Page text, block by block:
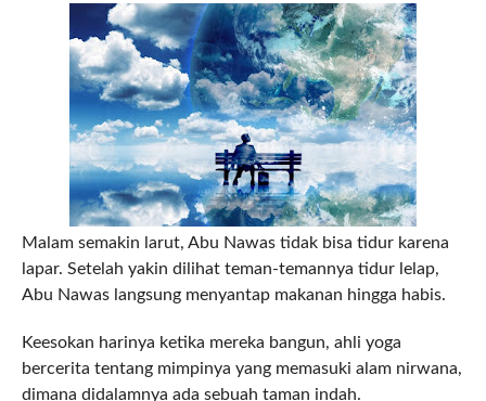
Malam semakin larut, Abu Nawas tidak bisa tidur karena
lapar. Setelah yakin dilihat teman-temannya tidur lelap,
Abu Nawas langsung menyantap makanan hingga habis.
Keesokan harinya ketika mereka bangun, ahli yoga
bercerita tentang mimpinya yang memasuki alam nirwana,
dimana didalamnya ada sebuah taman indah.